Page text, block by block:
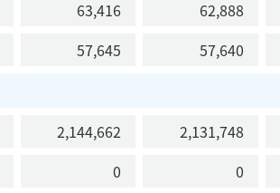
63,416 62,888
57,645 57,640
2,144,662 2,131,748
0 0